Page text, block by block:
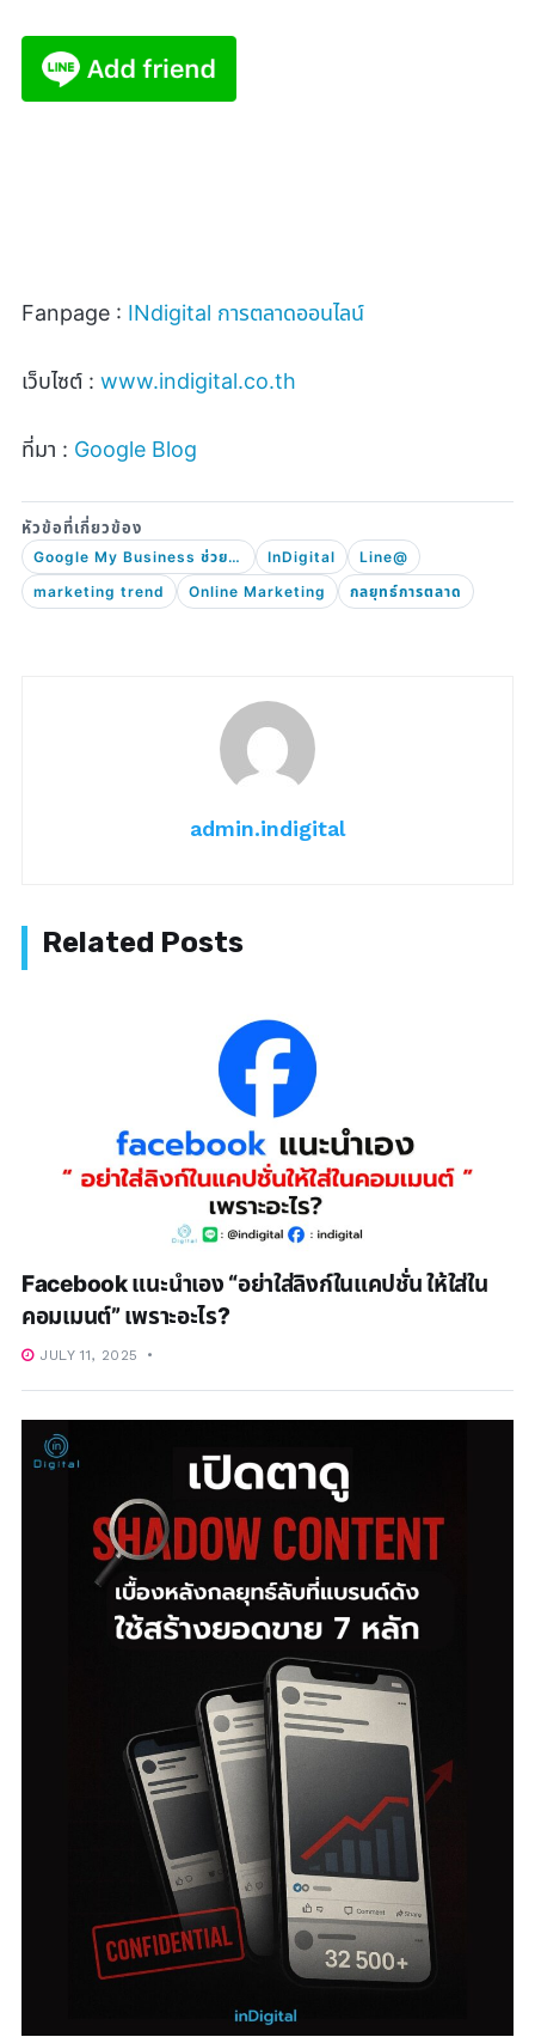
Fanpage : INdigital การตลาดออนไลน์
เว็บไซต์ : www.indigital.co.th
ที่มา : Google Blog
Google My Business ช่วยให้ธุรกิจเข้าถึงผู้บริโภคได้ง่ายขึ้น InDigital
Line@
marketing trend
Online Marketing กลยุทธ์การตลาด
admin.indigital
Facebook แนะนำเอง “อย่าใส่ลิงก์ในแคปชั่น ให้ใส่ใน
คอมเมนต์” เพราะอะไร?
JULY 11, 2025